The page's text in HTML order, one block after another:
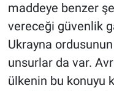
maddeye benzer
vereceği güvenlik
Ukrayna
unsurlar da var.
ülkenin bu konuyu